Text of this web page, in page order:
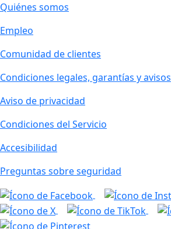
Quiénes somos
Empleo
Comunidad de clientes
Condiciones legales, garantías y avisos
Aviso de privacidad
Condiciones del Servicio
Accesibilidad
Preguntas sobre seguridad